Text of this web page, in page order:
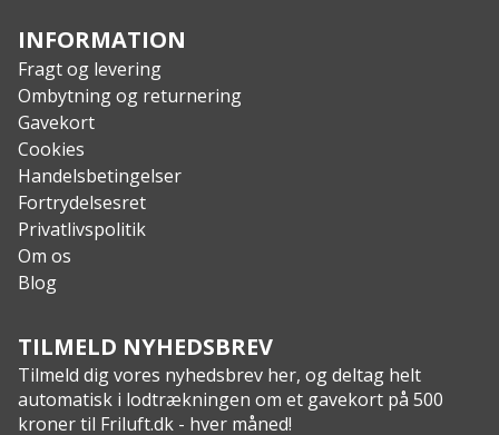
INFORMATION
Fragt og levering
Ombytning og returnering
Gavekort
Cookies
Handelsbetingelser
Fortrydelsesret
Privatlivspolitik
Om os
Blog
TILMELD NYHEDSBREV
Tilmeld dig vores nyhedsbrev her, og deltag helt
automatisk i lodtrækningen om et gavekort på 500
kroner til Friluft.dk - hver måned!